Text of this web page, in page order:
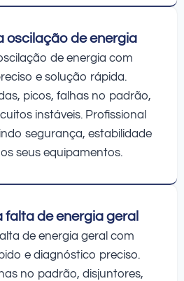
oscilação de energia
de energia com
e solução rápida.
picos, falhas no padrão,
instáveis. Profissional
segurança, estabilidade
seus equipamentos.
falta de energia geral
de energia geral com
e diagnóstico preciso.
no padrão, disjuntores,